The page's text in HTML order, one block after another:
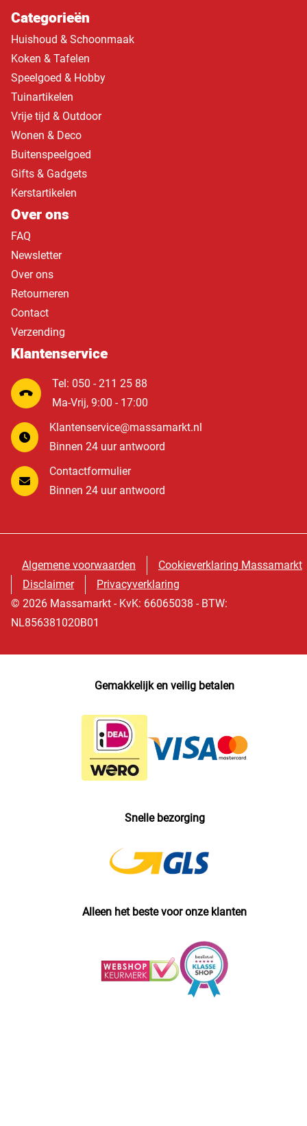
Categorieën
Huishoud & Schoonmaak
Koken & Tafelen
Speelgoed & Hobby
Tuinartikelen
Vrije tijd & Outdoor
Wonen & Deco
Buitenspeelgoed
Gifts & Gadgets
Kerstartikelen
Over ons
FAQ
Newsletter
Over ons
Retourneren
Contact
Verzending
Klantenservice
Tel: 050 - 211 25 88
Ma-Vrij, 9:00 - 17:00
Klantenservice@massamarkt.nl
Binnen 24 uur antwoord
Contactformulier
Binnen 24 uur antwoord
Algemene voorwaarden
Cookieverklaring Massamarkt
Disclaimer
Privacyverklaring
© 2026 Massamarkt - KvK: 66065038 - BTW:
NL856381020B01
Gemakkelijk en veilig betalen
Snelle bezorging
Alleen het beste voor onze klanten